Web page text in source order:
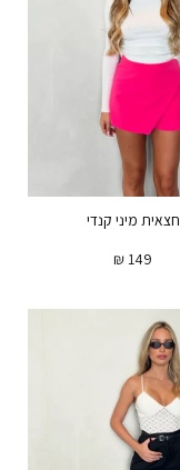
חצאית מיני קנדי
₪ 149